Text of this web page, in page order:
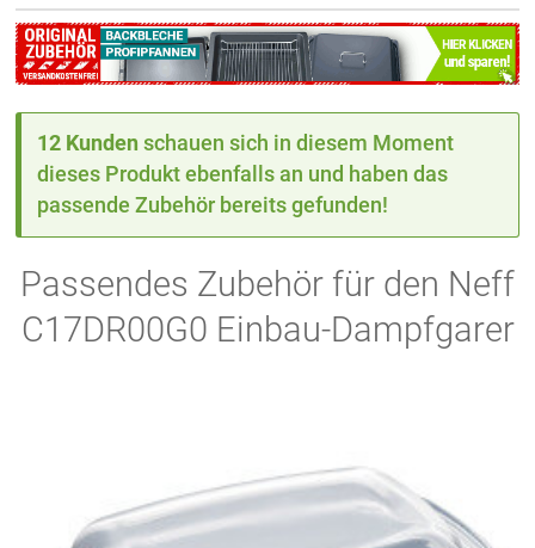
12 Kunden schauen sich in diesem Moment
dieses Produkt ebenfalls an und haben das
passende Zubehör bereits gefunden!
Passendes Zubehör für den Neff
C17DR00G0 Einbau-Dampfgarer